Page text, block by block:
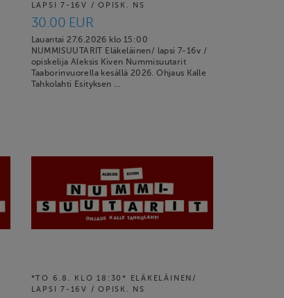
LAPSI 7-16V / OPISK. NS
30.00 EUR
Lauantai 27.6.2026 klo 15:00
NUMMISUUTARIT Eläkeläinen/ lapsi 7-16v /
opiskelija Aleksis Kiven Nummisuutarit
Taaborinvuorella kesällä 2026. Ohjaus Kalle
Tahkolahti Esityksen …
*TO 6.8. KLO 18:30* ELÄKELÄINEN/
LAPSI 7-16V / OPISK. NS